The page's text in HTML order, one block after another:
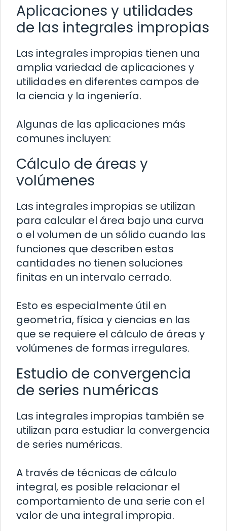
Aplicaciones y utilidades
de las integrales impropias
Las integrales impropias tienen una
amplia variedad de aplicaciones y
utilidades en diferentes campos de
la ciencia y la ingeniería.
Algunas de las aplicaciones más
comunes incluyen:
Cálculo de áreas y
volúmenes
Las integrales impropias se utilizan
para calcular el área bajo una curva
o el volumen de un sólido cuando las
funciones que describen estas
cantidades no tienen soluciones
finitas en un intervalo cerrado.
Esto es especialmente útil en
geometría, física y ciencias en las
que se requiere el cálculo de áreas y
volúmenes de formas irregulares.
Estudio de convergencia
de series numéricas
Las integrales impropias también se
utilizan para estudiar la convergencia
de series numéricas.
A través de técnicas de cálculo
integral, es posible relacionar el
comportamiento de una serie con el
valor de una integral impropia.